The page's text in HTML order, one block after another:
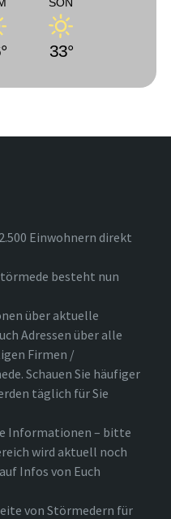
33°
Einwohnern direkt
besteht nun
über aktuelle
Adressen über alle
Firmen /
Schauen Sie häufiger
täglich für Sie
Informationen – bitte
wird aktuell noch
Infos von Euch
von Störmedern für